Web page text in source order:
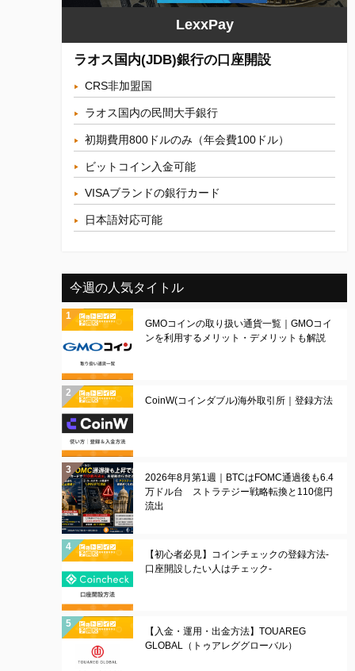
LexxPay
ラオス国内(JDB)銀行の口座開設
CRS非加盟国
ラオス国内の民間大手銀行
初期費用800ドルのみ（年会費100ドル）
ビットコイン入金可能
VISAブランドの銀行カード
日本語対応可能
今週の人気タイトル
GMOコインの取り扱い通貨一覧｜GMOコイ
ンを利用するメリット・デメリットも解説
CoinW(コインダブル)海外取引所｜登録方法
2026年8月第1週｜BTCはFOMC通過後も6.4
万ドル台 ストラテジー戦略転換と110億円
流出
【初心者必見】コインチェックの登録方法-
口座開設したい人はチェック-
【入金・運用・出金方法】TOUAREG
GLOBAL（トゥアレググローバル）